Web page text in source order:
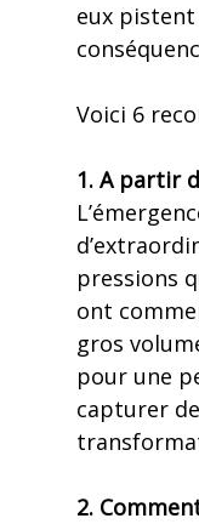
eux
Voici 6
1. A partir
pressions
ont
gros
pour une
capturer
2.